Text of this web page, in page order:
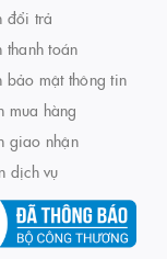
đổi trả
thanh toán
bảo mật thông tin
mua hàng
giao nhận
dịch vụ